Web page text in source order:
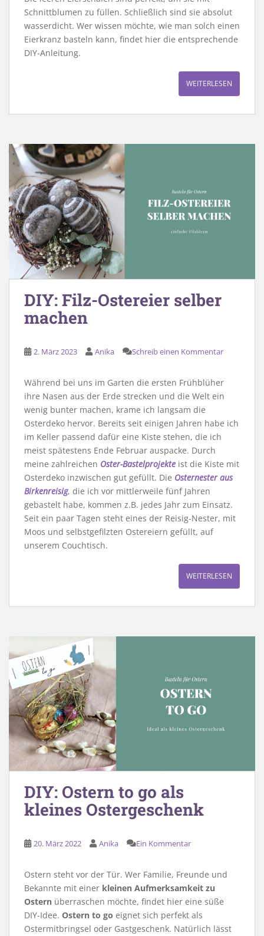
Schnittblumen zu füllen. Schließlich sind sie absolut
wasserdicht. Wer wissen möchte, wie man solch einen
Eierkranz basteln kann, findet hier die entsprechende
DIY-Anleitung.
WEITERLESEN
DIY: Filz-Ostereier selber
machen
2. März 2023 Anika Schreib einen Kommentar
Während bei uns im Garten die ersten Frühblüher
ihre Nasen aus der Erde strecken und die Welt ein
wenig bunter machen, krame ich langsam die
Osterdeko hervor. Bereits seit einigen Jahren habe ich
im Keller passend dafür eine Kiste stehen, die ich
meist spätestens Ende Februar auspacke. Durch
meine zahlreichen Oster-Bastelprojekte ist die Kiste mit
Osterdeko inzwischen gut gefüllt. Die Osternester aus
Birkenreisig, die ich vor mittlerweile fünf Jahren
gebastelt habe, kommen z.B. jedes Jahr zum Einsatz.
Seit ein paar Tagen steht eines der Reisig-Nester, mit
Moos und selbstgefilzten Ostereiern gefüllt, auf
unserem Couchtisch.
WEITERLESEN
DIY: Ostern to go als
kleines Ostergeschenk
20. März 2022 Anika Ein Kommentar
Ostern steht vor der Tür. Wer Familie, Freunde und
Bekannte mit einer kleinen Aufmerksamkeit zu
Ostern überraschen möchte, findet hier eine süße
DIY-Idee. Ostern to go eignet sich perfekt als
Ostermitbringsel oder Gastgeschenk. Natürlich lässt